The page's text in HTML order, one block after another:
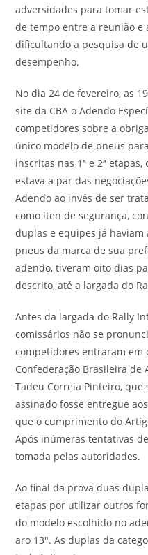
adversidades para tomar
de tempo entre a reunião e
dificultando a pesquisa de
desempenho.
No dia 24 de fevereiro, as
site da CBA o Adendo
competidores sobre a
único modelo de pneus
inscritas nas 1ª e 2ª
estava a par das
Adendo ao invés de ser
como iten de segurança,
duplas e equipes já
pneus da marca de sua
adendo, tiveram oito dias
descrito, até a largada do
Antes da largada do Rally
comissários não se
competidores entraram em
Confederação Brasileira de
Tadeu Correia Pinteiro,
assinado fosse entregue
que o cumprimento do
Após inúmeras tentativas
tomada pelas autoridades.
Ao final da prova duas
etapas por utilizar outros
do modelo escolhido no
aro 13″. As duplas da